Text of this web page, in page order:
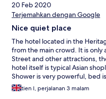
20 Feb 2020
Terjemahkan dengan Google
Nice quiet place
The hotel located in the
from the main crowd. It is only
Street and other attractions,
hotel itself is typical Asian
Shower is very powerful, bed
doesn't stop sunlight from
area/walkway is a bit messy
tien l, perjalanan 3 malam